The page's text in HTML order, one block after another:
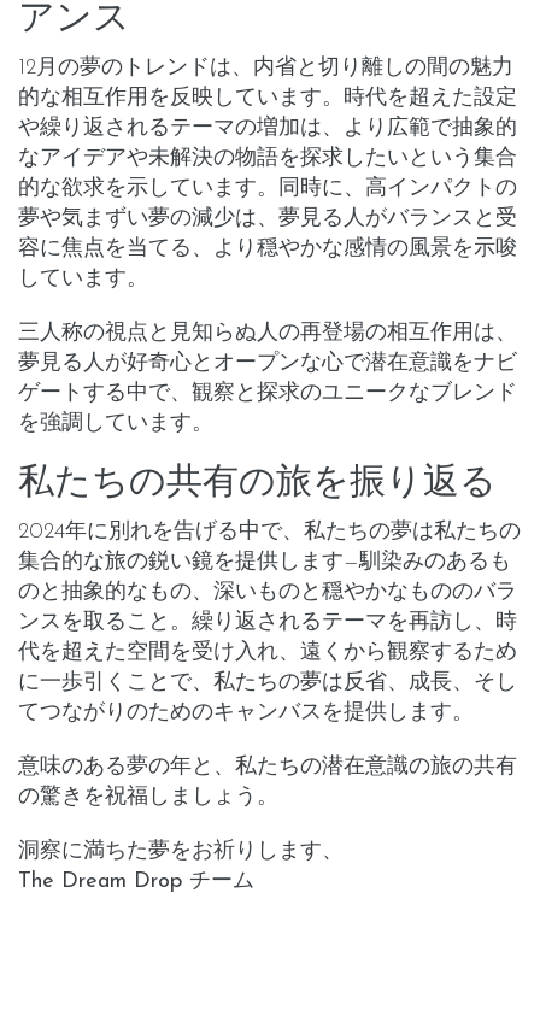
アンス
12月の夢のトレンドは、内省と切り離しの間の魅力
的な相互作用を反映しています。時代を超えた設定
や繰り返されるテーマの増加は、より広範で抽象的
なアイデアや未解決の物語を探求したいという集合
的な欲求を示しています。同時に、高インパクトの
夢や気まずい夢の減少は、夢見る人がバランスと受
容に焦点を当てる、より穏やかな感情の風景を示唆
しています。
三人称の視点と見知らぬ人の再登場の相互作用は、
夢見る人が好奇心とオープンな心で潜在意識をナビ
ゲートする中で、観察と探求のユニークなブレンド
を強調しています。
私たちの共有の旅を振り返る
2024年に別れを告げる中で、私たちの夢は私たちの
集合的な旅の鋭い鏡を提供します—馴染みのあるも
のと抽象的なもの、深いものと穏やかなもののバラ
ンスを取ること。繰り返されるテーマを再訪し、時
代を超えた空間を受け入れ、遠くから観察するため
に一歩引くことで、私たちの夢は反省、成長、そし
てつながりのためのキャンバスを提供します。
意味のある夢の年と、私たちの潜在意識の旅の共有
の驚きを祝福しましょう。
洞察に満ちた夢をお祈りします、
The Dream Drop チーム